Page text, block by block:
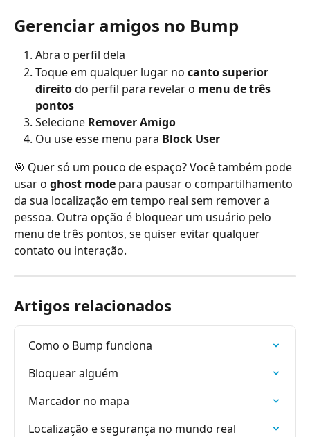
Gerenciar amigos no Bump
Abra o perfil dela
Toque em qualquer lugar no canto superior
direito do perfil para revelar o menu de três
pontos
Selecione Remover Amigo
Ou use esse menu para Block User
🎯 Quer só um pouco de espaço? Você também pode
usar o ghost mode para pausar o compartilhamento
da sua localização em tempo real sem remover a
pessoa. Outra opção é bloquear um usuário pelo
menu de três pontos, se quiser evitar qualquer
contato ou interação.
Artigos relacionados
Como o Bump funciona
Bloquear alguém
Marcador no mapa
Localização e segurança no mundo real